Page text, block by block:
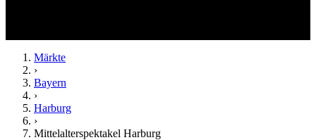
Märkte
›
Bayern
›
Harburg
›
Mittelalterspektakel Harburg